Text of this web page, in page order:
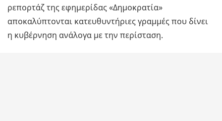
ρεπορτάζ της εφημερίδας «Δημοκρατία»
αποκαλύπτονται κατευθυντήριες γραμμές που δίνει
η κυβέρνηση ανάλογα με την περίσταση.